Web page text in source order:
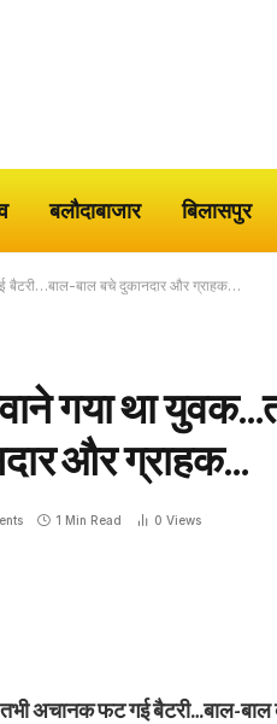
बलौदाबाजार बिलासपुर
बैटरी…बाल-बाल बचे दुकानदार और ग्राहक…
गया था
और ग्राहक…
1 Min Read 0 Views
अचानक फट गई बैटरी…बाल-